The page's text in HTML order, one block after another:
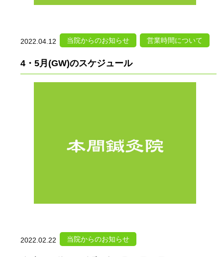
2022.04.12 当院からのお知らせ 営業時間について
4・5月(GW)のスケジュール
2022.02.22 当院からのお知らせ